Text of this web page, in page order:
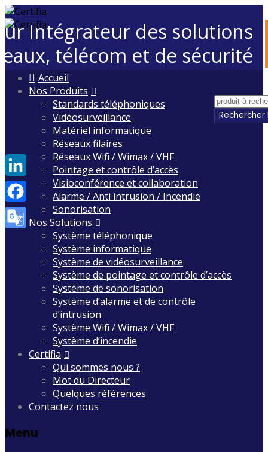
Intégrateur des solutions
télécom et de sécurité
Skip
Accueil
Nos Produits
Standards téléphoniques
Vidéosurveillance
Matériel informatique
Réseaux filaires
Réseaux Wifi / Wimax / VHF
Pointage et contrôle d’accès
Visioconférence et collaboration
Alarme / Anti intrusion / Incendie
Sonorisation
Nos Solutions
Système téléphonique
Système informatique
Système de vidéosurveillance
Système de pointage et contrôle d’accès
Système de sonorisation
Système d’alarme et de contrôle
d’intrusion
Système Wifi / Wimax / VHF
Système d’incendie
Certifia
Qui sommes nous ?
Mot du Directeur
Quelques références
Contactez nous
Menu
LinkedIn
Facebook
Translate